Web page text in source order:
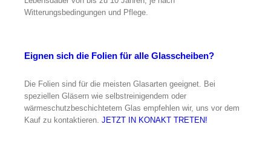
Witterungsbedingungen und Pflege.
Eignen sich die Folien für alle Glasscheiben?
Die Folien sind für die meisten Glasarten geeignet. Bei
speziellen Gläsern wie selbstreinigendem oder
wärmeschutzbeschichtetem Glas empfehlen wir, uns vor dem
Kauf zu kontaktieren. JETZT IN KONAKT TRETEN!